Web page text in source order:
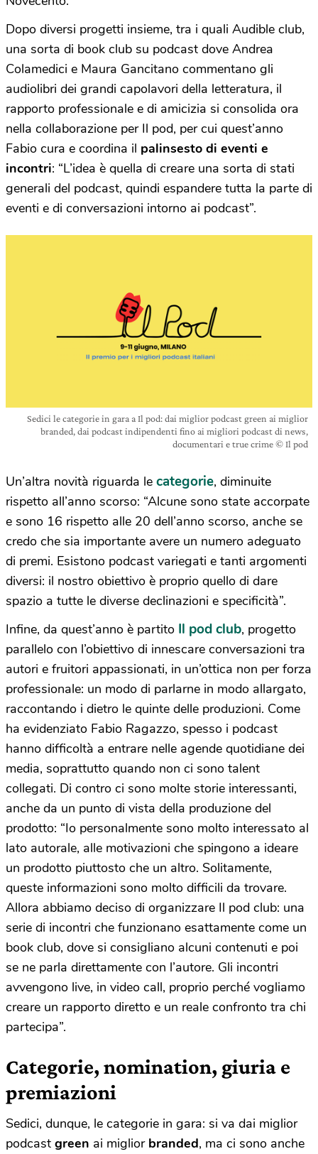
Dopo diversi progetti insieme, tra i quali Audible club,
una sorta di book club su podcast dove Andrea
Colamedici e Maura Gancitano commentano gli
audiolibri dei grandi capolavori della letteratura, il
rapporto professionale e di amicizia si consolida ora
nella collaborazione per Il pod, per cui quest’anno
Fabio cura e coordina il palinsesto di eventi e
incontri: “L’idea è quella di creare una sorta di stati
generali del podcast, quindi espandere tutta la parte di
eventi e di conversazioni intorno ai podcast”.
Sedici le categorie in gara a Il pod: dai miglior podcast green ai miglior
branded, dai podcast indipendenti fino ai migliori podcast di news,
documentari e true crime © Il pod
Un’altra novità riguarda le categorie, diminuite
rispetto all’anno scorso: “Alcune sono state accorpate
e sono 16 rispetto alle 20 dell’anno scorso, anche se
credo che sia importante avere un numero adeguato
di premi. Esistono podcast variegati e tanti argomenti
diversi: il nostro obiettivo è proprio quello di dare
spazio a tutte le diverse declinazioni e specificità”.
Infine, da quest’anno è partito Il pod club, progetto
parallelo con l’obiettivo di innescare conversazioni tra
autori e fruitori appassionati, in un’ottica non per forza
professionale: un modo di parlarne in modo allargato,
raccontando i dietro le quinte delle produzioni. Come
ha evidenziato Fabio Ragazzo, spesso i podcast
hanno difficoltà a entrare nelle agende quotidiane dei
media, soprattutto quando non ci sono talent
collegati. Di contro ci sono molte storie interessanti,
anche da un punto di vista della produzione del
prodotto: “Io personalmente sono molto interessato al
lato autorale, alle motivazioni che spingono a ideare
un prodotto piuttosto che un altro. Solitamente,
queste informazioni sono molto difficili da trovare.
Allora abbiamo deciso di organizzare Il pod club: una
serie di incontri che funzionano esattamente come un
book club, dove si consigliano alcuni contenuti e poi
se ne parla direttamente con l’autore. Gli incontri
avvengono live, in video call, proprio perché vogliamo
creare un rapporto diretto e un reale confronto tra chi
partecipa”.
Categorie, nomination, giuria e
premiazioni
Sedici, dunque, le categorie in gara: si va dai miglior
podcast green ai miglior branded, ma ci sono anche